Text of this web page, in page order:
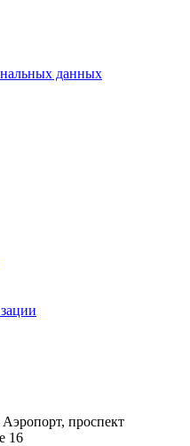
данных
проспект
16